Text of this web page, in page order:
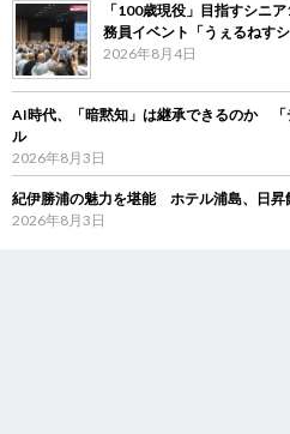
「100歳現役」目指すシニ
務員イベント「うぇるねすシ
2026年8月4日
AI時代、「暗黙知」は継承できるのか 「
ル
2026年8月3日
紀伊勝浦の魅力を堪能 ホテル浦島、日昇
2026年8月3日